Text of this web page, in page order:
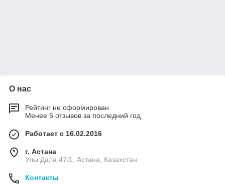
О нас
Рейтинг не сформирован
Менее 5 отзывов за последний год
Работает с 16.02.2016
г. Астана
Улы Дала 47/1, Астана, Казахстан
Контакты